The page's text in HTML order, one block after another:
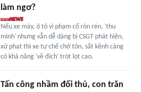
làm ngơ?
Nếu xe máy, ô tô vi phạm cố rón rén, 'thu
mình' nhưng vẫn dễ dàng bị CSGT phát hiện,
xử phạt thì xe tự chế chở tôn, sắt kềnh càng
có khả năng 'về đích' trót lọt cao.
Tấn công nhầm đối thủ, con trăn